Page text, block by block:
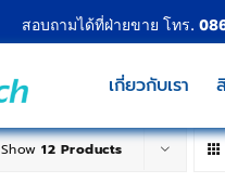
สอบถามได้ที่ฝ่ายขาย โทร.
เกี่ยวกับเรา
Show 12 Products